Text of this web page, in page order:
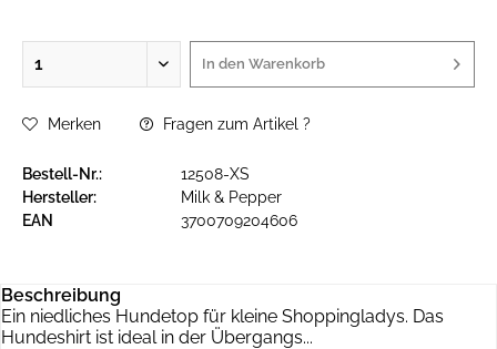
In den Warenkorb
Merken Fragen zum Artikel ?
Bestell-Nr.:
12508-XS
Hersteller:
Milk & Pepper
EAN
3700709204606
Beschreibung
Ein niedliches Hundetop für kleine Shoppingladys. Das
Hundeshirt ist ideal in der Übergangs...